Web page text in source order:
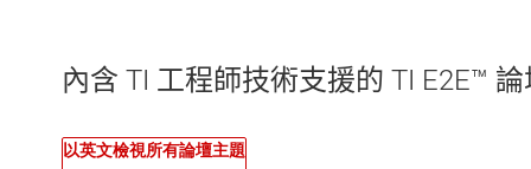
內含 TI 工程師技術支援的 TI E2E™ 論
以英文檢視所有論壇主題